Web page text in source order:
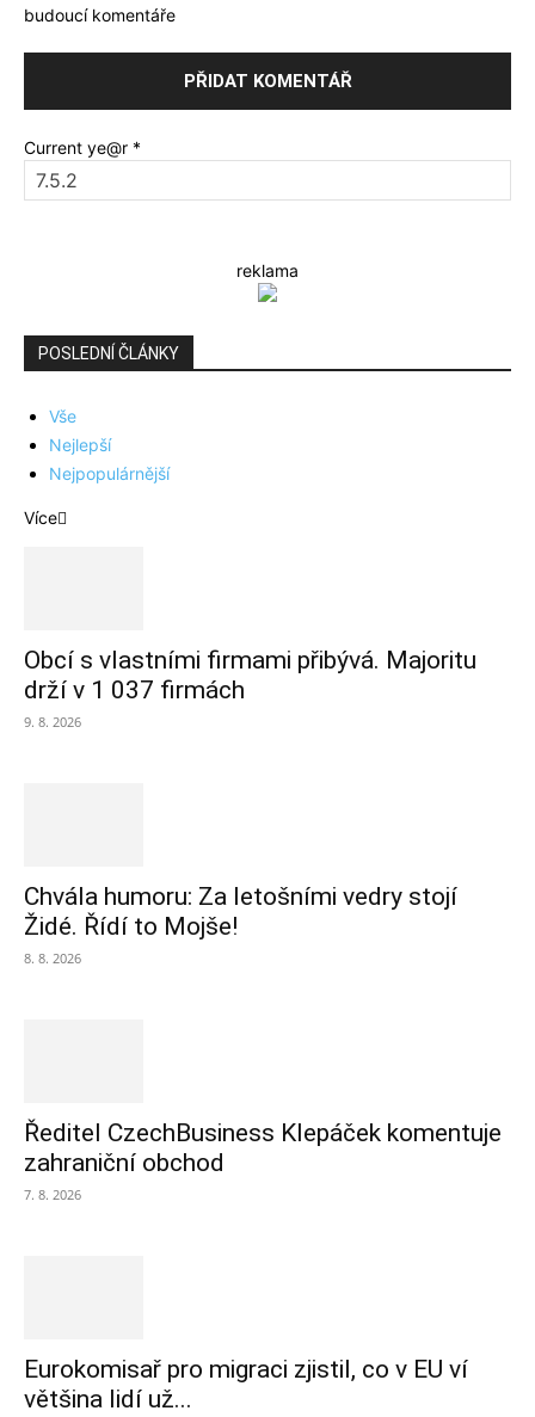
budoucí komentáře
Current ye@r *
reklama
POSLEDNÍ ČLÁNKY
Vše
Nejlepší
Nejpopulárnější
Více
Obcí s vlastními firmami přibývá. Majoritu
drží v 1 037 firmách
9. 8. 2026
Chvála humoru: Za letošními vedry stojí
Židé. Řídí to Mojše!
8. 8. 2026
Ředitel CzechBusiness Klepáček komentuje
zahraniční obchod
7. 8. 2026
Eurokomisař pro migraci zjistil, co v EU ví
většina lidí už...